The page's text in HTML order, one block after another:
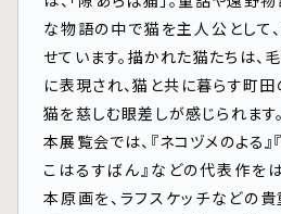
な物語の中で猫を主人公として
せています。描かれた猫たちは
に表現され、猫と共に暮らす町田
猫を慈しむ眼差しが感じられます。
本展覧会では、『ネコヅメのよる』
こはるすばん』などの代表作を
本原画を、ラフスケッチなどの